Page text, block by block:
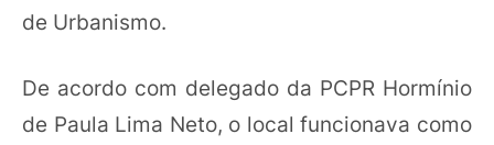
de Urbanismo.
De acordo com delegado da PCPR Hormínio
de Paula Lima Neto, o local funcionava como